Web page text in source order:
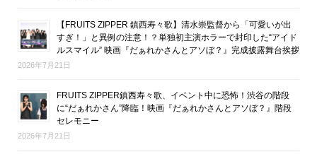
【FRUITS ZIPPER 鎮西寿々歌】清水崇監督から「可愛いが出
すぎ！」と異例の注意！？単独初主演ホラーで封印した“アイド
ルスマイル” 映画『だぁれかさんとアソぼ？』完成披露舞台挨拶
2026年7月21日
FRUITS ZIPPER鎮西寿々歌、イベント中に恐怖！渋谷の階段
に“だぁれかさん”降臨！映画『だぁれかさんとアソぼ？』階段
セレモニー
2026年7月21日